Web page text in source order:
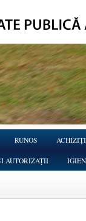
RUNOS
AUTORIZAȚII